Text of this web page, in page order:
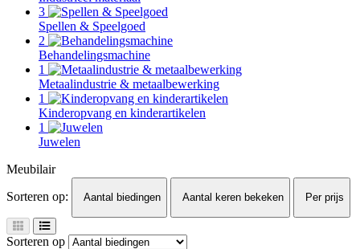
3
Spellen & Speelgoed
2
Behandelingsmachine
1
Metaalindustrie & metaalbewerking
1
Kinderopvang en kinderartikelen
1
Juwelen
Meubilair
Sorteren op:
Aantal biedingen Aantal keren bekeken Per prijs
Sorteren op